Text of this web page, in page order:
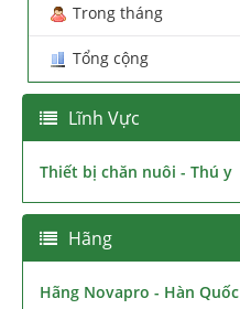
Trong tháng
Tổng cộng
Lĩnh Vực
Thiết bị chăn nuôi - Thú y
Hãng
Hãng Novapro - Hàn Quốc